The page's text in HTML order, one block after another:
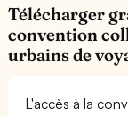
Télécharger
convention
urbains de
L'accès à la